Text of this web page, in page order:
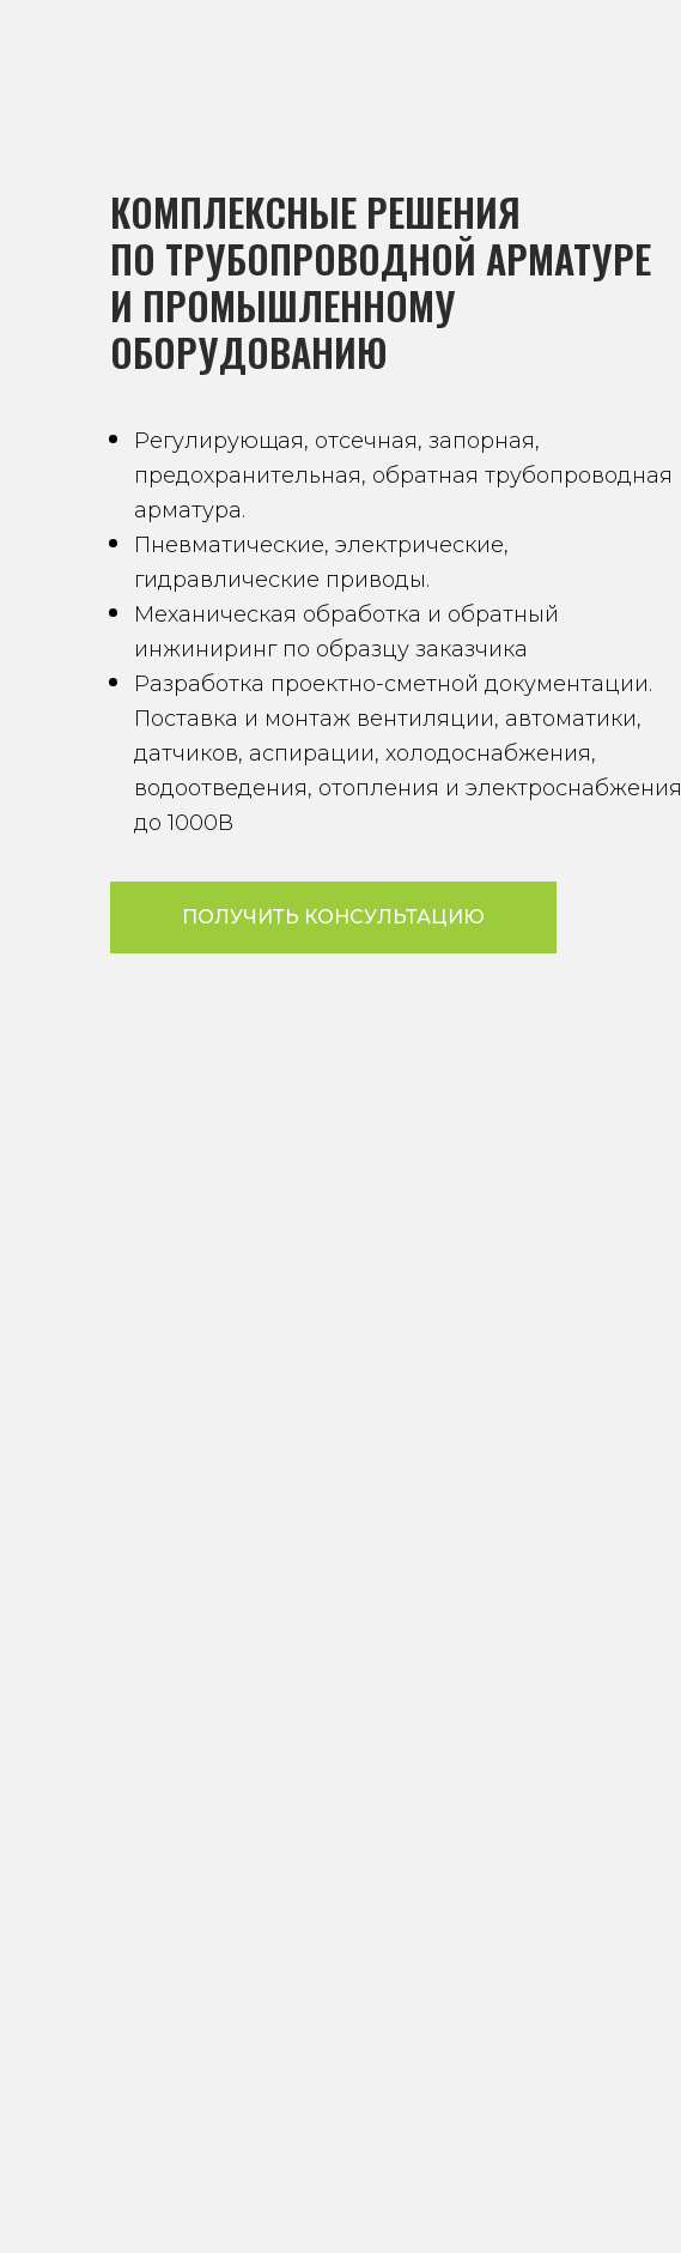
КОМПЛЕКСНЫЕ РЕШЕНИЯ
ПО ТРУБОПРОВОДНОЙ АРМАТУРЕ
И ПРОМЫШЛЕННОМУ
ОБОРУДОВАНИЮ
Регулирующая, отсечная, запорная,
предохранительная, обратная трубопроводная
арматура.
Пневматические, электрические,
гидравлические приводы.
Механическая обработка и обратный
инжиниринг по образцу заказчика
Разработка проектно-сметной документации.
Поставка и монтаж вентиляции, автоматики,
датчиков, аспирации, холодоснабжения,
водоотведения, отопления и электроснабжения
до 1000В
ПОЛУЧИТЬ КОНСУЛЬТАЦИЮ